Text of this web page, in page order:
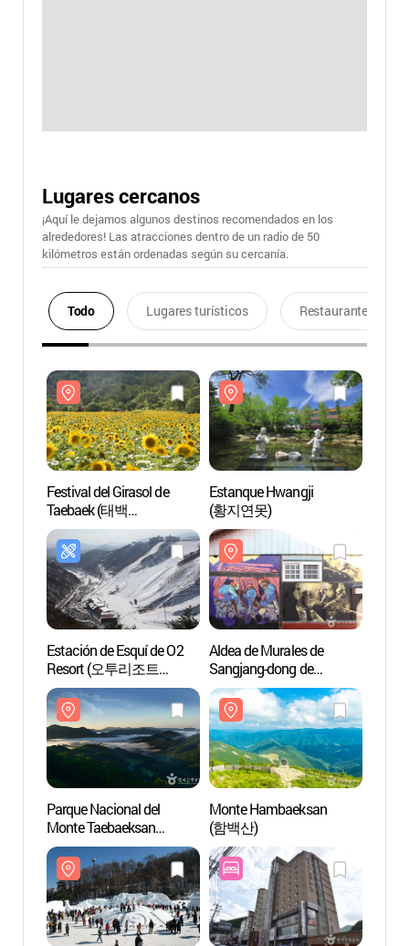
Lugares cercanos
¡Aquí le dejamos algunos destinos recomendados en los
alrededores! Las atracciones dentro de un radio de 50
kilómetros están ordenadas según su cercanía.
Todo Lugares turísticos Restaurantes
Festival del Girasol de
Taebaek (태백
해바라기축제)
Estanque Hwangji
(황지연못)
Estación de Esquí de O2
Resort (오투리조트
스키장)
Aldea de Murales de
Sangjang-dong de
Taebaek (태백 상장동
벽화마을)
Parque Nacional del
Monte Taebaeksan
(태백산 국립공원)
Monte Hambaeksan
(함백산)